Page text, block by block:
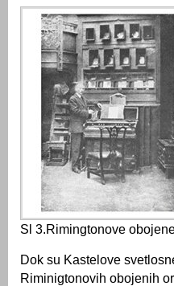
Sl 3.Rimingtonove
Dok su Kastelove
Riminigtonovih obojenih